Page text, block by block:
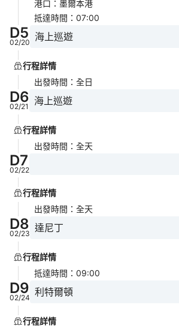
港口 ： 墨爾本港
抵達時間 ： 07:00
D5
02/20 海上巡遊
行程詳情
出發時間 ： 全日
D6
02/21 海上巡遊
行程詳情
出發時間 ： 全天
D7
02/22
行程詳情
出發時間 ： 全天
D8
02/23 達尼丁
行程詳情
抵達時間 ： 09:00
D9
02/24 利特爾頓
行程詳情